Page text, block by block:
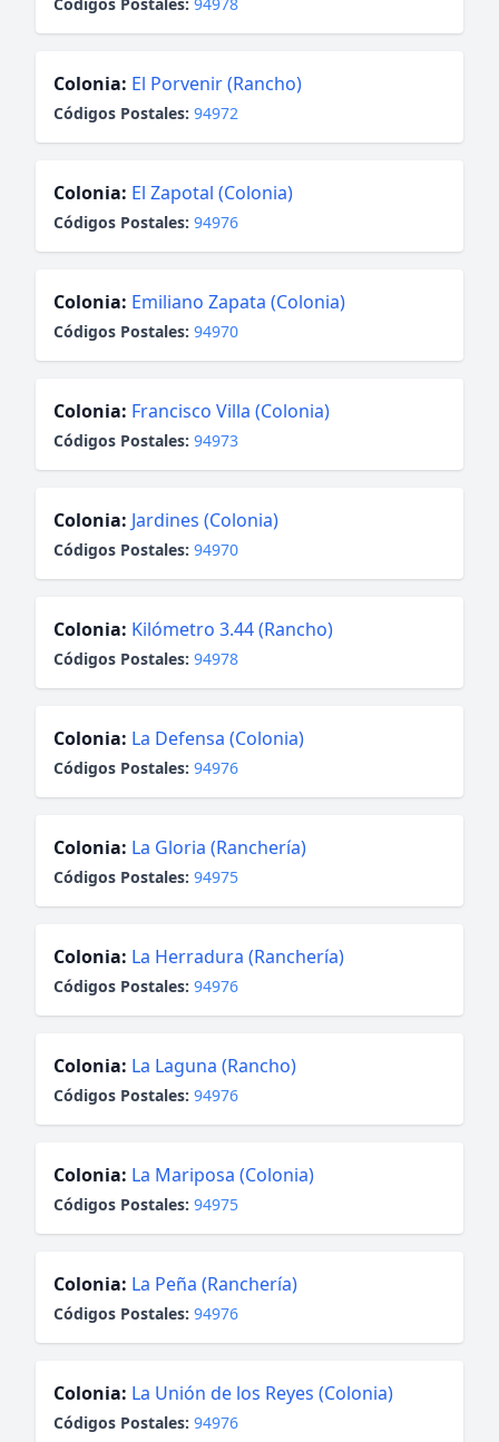
Colonia: El Porvenir (Rancho)
Códigos Postales: 94972
Colonia: El Zapotal (Colonia)
Códigos Postales: 94976
Colonia: Emiliano Zapata (Colonia)
Códigos Postales: 94970
Colonia: Francisco Villa (Colonia)
Códigos Postales: 94973
Colonia: Jardines (Colonia)
Códigos Postales: 94970
Colonia: Kilómetro 3.44 (Rancho)
Códigos Postales: 94978
Colonia: La Defensa (Colonia)
Códigos Postales: 94976
Colonia: La Gloria (Ranchería)
Códigos Postales: 94975
Colonia: La Herradura (Ranchería)
Códigos Postales: 94976
Colonia: La Laguna (Rancho)
Códigos Postales: 94976
Colonia: La Mariposa (Colonia)
Códigos Postales: 94975
Colonia: La Peña (Ranchería)
Códigos Postales: 94976
Colonia: La Unión de los Reyes (Colonia)
Códigos Postales: 94976